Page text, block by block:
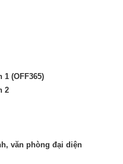
(OFF365)
2
văn phòng đại diện